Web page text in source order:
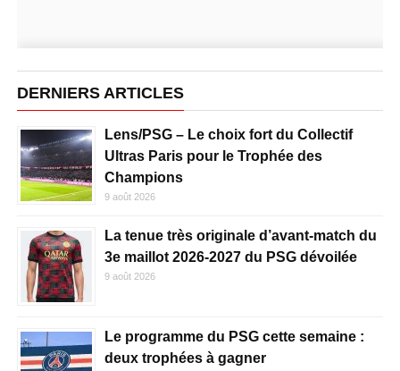
DERNIERS ARTICLES
Lens/PSG – Le choix fort du Collectif
Ultras Paris pour le Trophée des
Champions
9 août 2026
La tenue très originale d’avant-match du
3e maillot 2026-2027 du PSG dévoilée
9 août 2026
Le programme du PSG cette semaine :
deux trophées à gagner